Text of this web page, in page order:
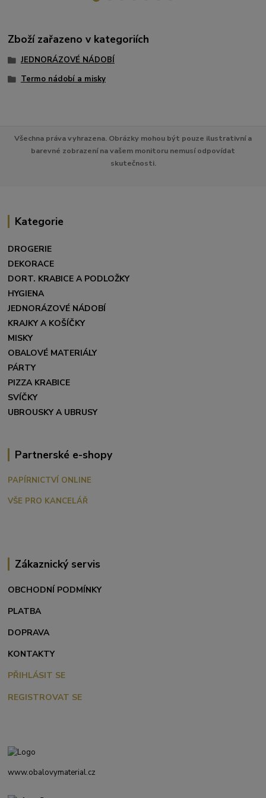
Zboží zařazeno v kategoriích
JEDNORÁZOVÉ NÁDOBÍ
Termo nádobí a misky
Všechna práva vyhrazena. Obrázky mohou být pouze ilustrativní a
barevné zobrazení na vašem monitoru nemusí odpovídat
skutečnosti.
Kategorie
DROGERIE
DEKORACE
DORT. KRABICE A PODLOŽKY
HYGIENA
JEDNORÁZOVÉ NÁDOBÍ
KRAJKY A KOŠÍČKY
MISKY
OBALOVÉ MATERIÁLY
PÁRTY
PIZZA KRABICE
SVÍČKY
UBROUSKY A UBRUSY
Partnerské e-shopy
PAPÍRNICTVÍ ONLINE
VŠE PRO KANCELÁŘ
Zákaznický servis
OBCHODNÍ PODMÍNKY
PLATBA
DOPRAVA
KONTAKTY
PŘIHLÁSIT SE
REGISTROVAT SE
www.obalovymaterial.cz